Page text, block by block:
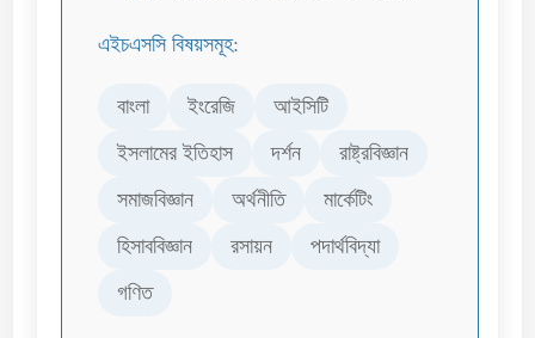
এইচএসসি বিষয়সমূহ:
বাংলা ইংরেজি
আইসিটি
ইসলামের ইতিহাস
দর্শন
রাষ্ট্রবিজ্ঞান
সমাজবিজ্ঞান
অর্থনীতি
মার্কেটিং
হিসাববিজ্ঞান
রসায়ন
পদার্থবিদ্যা
গণিত